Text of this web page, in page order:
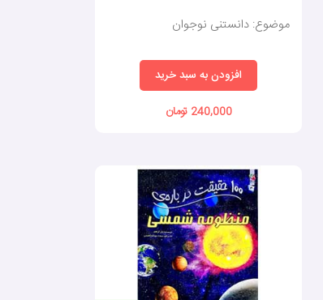
موضوع: دانستنی نوجوان
افزودن به سبد خرید
240,000 تومان